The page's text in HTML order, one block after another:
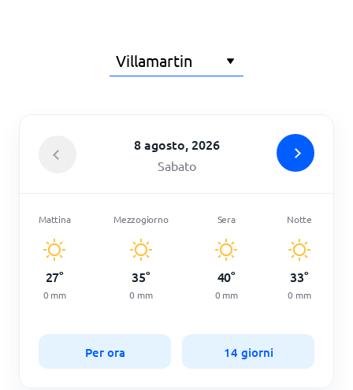
8 agosto, 2026
Sabato
Mattina
27°
0 mm
Mezzogiorno
35°
0 mm
Sera
40°
0 mm
Notte
33°
0 mm
Per ora 14 giorni